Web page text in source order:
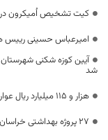
کیت تشخیص اُمیکرون در
امیرعباس حسینی رییس
آیین کوزه شکنی
شد
هزار و ۱۱۵ میلیارد ریال عوارض مالیات در خراسان جنوبی پرداخت شد
۲۷ پروژه بهداشتی خراسان جنوبی در دست اجرا است